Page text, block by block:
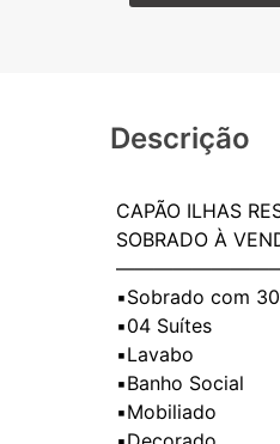
Descrição
CAPÃO ILHAS
SOBRADO À
▪️Sobrado com
▪️04 Suítes
▪️Lavabo
▪️Banho Social
▪️Mobiliado